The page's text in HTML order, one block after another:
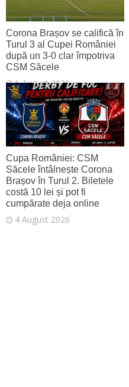
Corona Brașov se califică în
Turul 3 al Cupei României
după un 3-0 clar împotriva
CSM Săcele
6 August 2026
Cupa României: CSM
Săcele întâlnește Corona
Brașov în Turul 2. Biletele
costă 10 lei și pot fi
cumpărate deja online
4 August 2026